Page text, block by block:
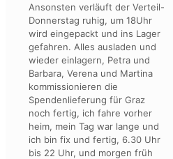
Ansonsten verläuft der Verteil-
Donnerstag ruhig, um 18Uhr
wird eingepackt und ins Lager
gefahren. Alles ausladen und
wieder einlagern, Petra und
Barbara, Verena und Martina
kommissionieren die
Spendenlieferung für Graz
noch fertig, ich fahre vorher
heim, mein Tag war lange und
ich bin fix und fertig, 6.30 Uhr
bis 22 Uhr, und morgen früh